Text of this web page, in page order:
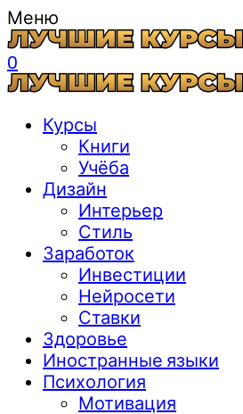
Меню
0
Курсы
Книги
Учёба
Дизайн
Интерьер
Стиль
Заработок
Инвестиции
Нейросети
Ставки
Здоровье
Иностранные языки
Психология
Мотивация